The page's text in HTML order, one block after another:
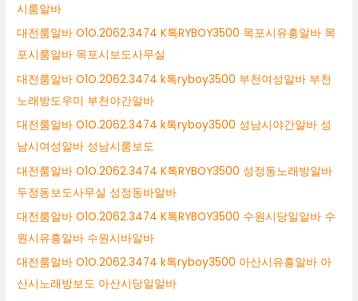
시룸알바
대전룸알바 O1O.2062.3474 K톡RYBOY3500 목포시유흥알바 목
포시룸알바 목포시보도사무실
대전룸알바 O1O.2062.3474 k톡ryboy3500 부천여성알바 부천
노래방도우미 부천야간알바
대전룸알바 O1O.2062.3474 k톡ryboy3500 성남시야간알바 성
남시여성알바 성남시룸보도
대전룸알바 O1O.2062.3474 K톡RYBOY3500 성정동노래방알바
두정동보도사무실 성정동바알바
대전룸알바 O1O.2062.3474 K톡RYBOY3500 수원시당일알바 수
원시유흥알바 수원시바알바
대전룸알바 O1O.2062.3474 k톡ryboy3500 아산시유흥알바 아
산시노래방보도 아산시당일알바